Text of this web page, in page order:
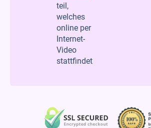
teil,
welches
online per
Internet-
Video
stattfindet